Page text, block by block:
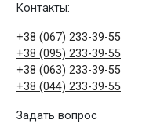
Контакты:
+38 (067) 233-39-55
+38 (095) 233-39-55
+38 (063) 233-39-55
+38 (044) 233-39-55
Задать вопрос